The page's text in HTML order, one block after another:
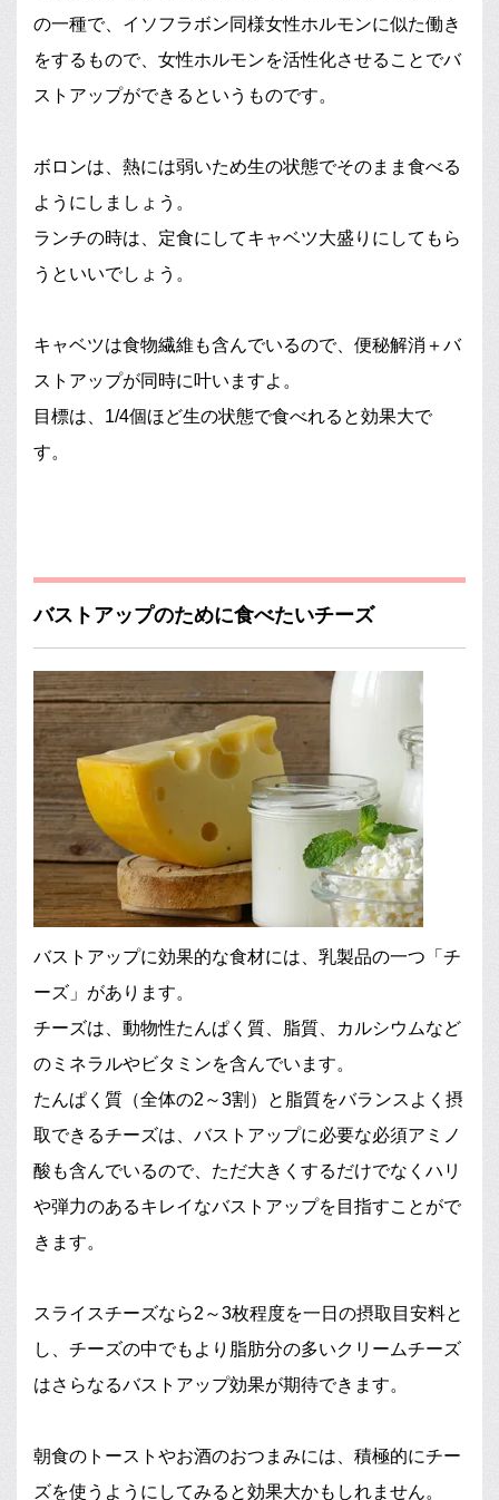
の一種で、イソフラボン同様女性ホルモンに似た働き
をするもので、女性ホルモンを活性化させることでバ
ストアップができるというものです。
ボロンは、熱には弱いため生の状態でそのまま食べる
ようにしましょう。
ランチの時は、定食にしてキャベツ大盛りにしてもら
うといいでしょう。
キャベツは食物繊維も含んでいるので、便秘解消＋バ
ストアップが同時に叶いますよ。
目標は、1/4個ほど生の状態で食べれると効果大で
す。
バストアップのために食べたいチーズ
バストアップに効果的な食材には、乳製品の一つ「チ
ーズ」があります。
チーズは、動物性たんぱく質、脂質、カルシウムなど
のミネラルやビタミンを含んでいます。
たんぱく質（全体の2～3割）と脂質をバランスよく摂
取できるチーズは、バストアップに必要な必須アミノ
酸も含んでいるので、ただ大きくするだけでなくハリ
や弾力のあるキレイなバストアップを目指すことがで
きます。
スライスチーズなら2～3枚程度を一日の摂取目安料と
し、チーズの中でもより脂肪分の多いクリームチーズ
はさらなるバストアップ効果が期待できます。
朝食のトーストやお酒のおつまみには、積極的にチー
ズを使うようにしてみると効果大かもしれません。